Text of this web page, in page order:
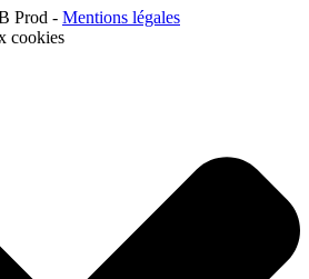
Prod - Mentions légales
cookies